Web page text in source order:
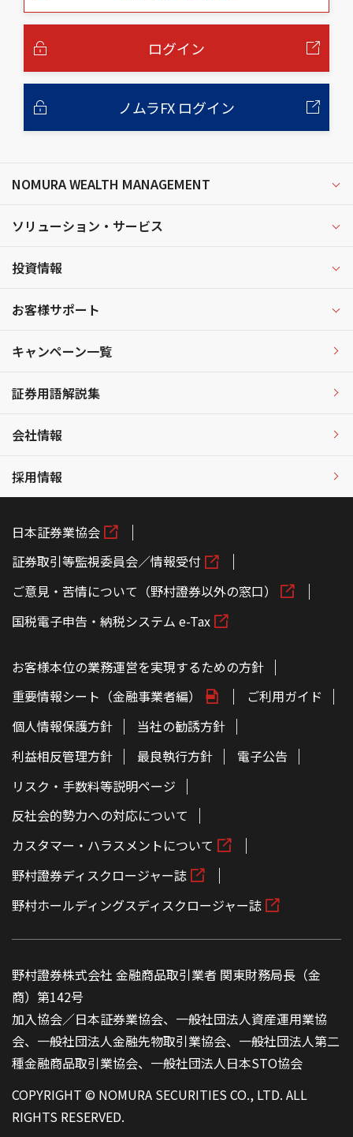
ログイン
ノムラFX ログイン
NOMURA WEALTH MANAGEMENT
ソリューション・サービス
投資情報
お客様サポート
キャンペーン一覧
証券用語解説集
会社情報
採用情報
日本証券業協会
証券取引等監視委員会／情報受付
ご意見・苦情について（野村證券以外の窓口）
国税電子申告・納税システム e-Tax
お客様本位の業務運営を実現するための方針
重要情報シート（金融事業者編）
ご利用ガイド
個人情報保護方針
当社の勧誘方針
利益相反管理方針
最良執行方針
電子公告
リスク・手数料等説明ページ
反社会的勢力への対応について
カスタマー・ハラスメントについて
野村證券ディスクロージャー誌
野村ホールディングスディスクロージャー誌
野村證券株式会社 金融商品取引業者 関東財務局長（金
商）第142号
加入協会／日本証券業協会、一般社団法人資産運用業協
会、一般社団法人金融先物取引業協会、一般社団法人第二
種金融商品取引業協会、一般社団法人日本STO協会
COPYRIGHT © NOMURA SECURITIES CO., LTD. ALL
RIGHTS RESERVED.